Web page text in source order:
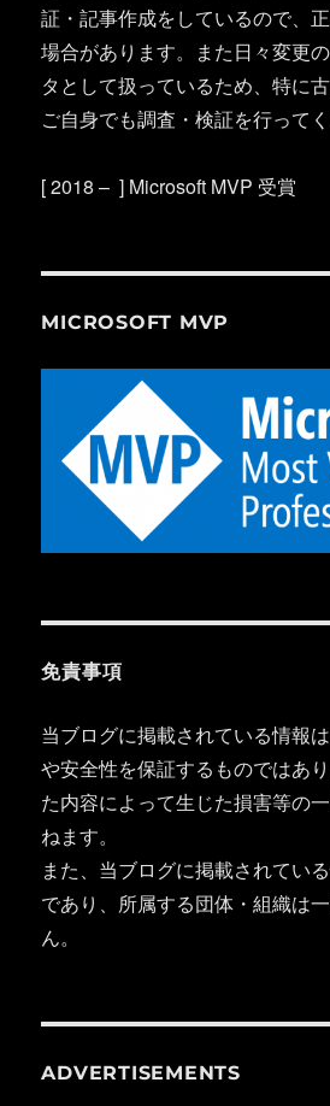
証・記事作成をしているので、
場合があります。また日々変更
タとして扱っているため、特に
ご自身でも調査・検証を行ってく
[ 2018 – ] Microsoft MVP 受賞
MICROSOFT MVP
免責事項
当ブログに掲載されている情報
や安全性を保証するものではあ
た内容によって生じた損害等の
ねます。
また、当ブログに掲載されてい
であり、所属する団体・組織は
ん。
ADVERTISEMENTS